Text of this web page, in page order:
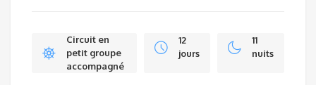
Circuit en
petit groupe
accompagné
12
jours
11
nuits